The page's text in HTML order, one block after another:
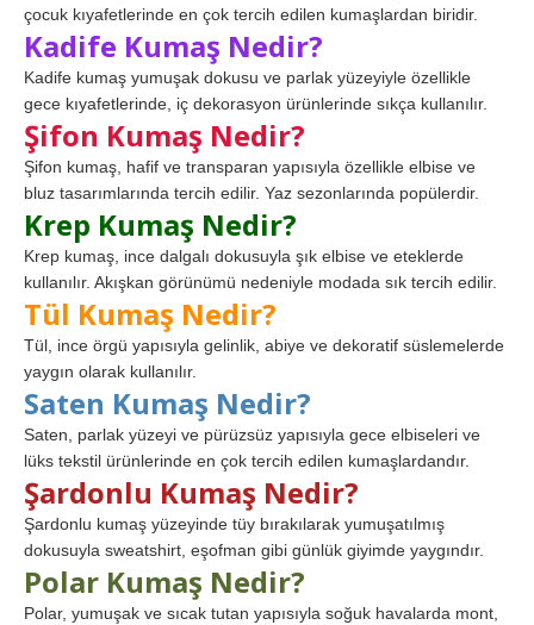
çocuk kıyafetlerinde en çok tercih edilen kumaşlardan biridir.
Kadife Kumaş Nedir?
Kadife kumaş yumuşak dokusu ve parlak yüzeyiyle özellikle
gece kıyafetlerinde, iç dekorasyon ürünlerinde sıkça kullanılır.
Şifon Kumaş Nedir?
Şifon kumaş, hafif ve transparan yapısıyla özellikle elbise ve
bluz tasarımlarında tercih edilir. Yaz sezonlarında popülerdir.
Krep Kumaş Nedir?
Krep kumaş, ince dalgalı dokusuyla şık elbise ve eteklerde
kullanılır. Akışkan görünümü nedeniyle modada sık tercih edilir.
Tül Kumaş Nedir?
Tül, ince örgü yapısıyla gelinlik, abiye ve dekoratif süslemelerde
yaygın olarak kullanılır.
Saten Kumaş Nedir?
Saten, parlak yüzeyi ve pürüzsüz yapısıyla gece elbiseleri ve
lüks tekstil ürünlerinde en çok tercih edilen kumaşlardandır.
Şardonlu Kumaş Nedir?
Şardonlu kumaş yüzeyinde tüy bırakılarak yumuşatılmış
dokusuyla sweatshirt, eşofman gibi günlük giyimde yaygındır.
Polar Kumaş Nedir?
Polar, yumuşak ve sıcak tutan yapısıyla soğuk havalarda mont,